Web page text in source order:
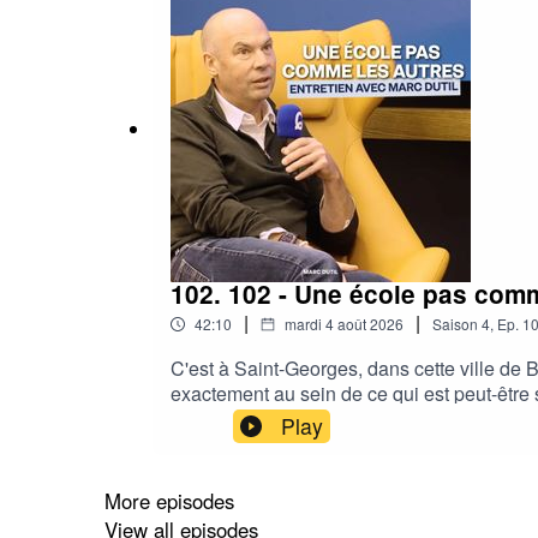
102. 102 - Une école pas
42:10 | mardi 4 août 2026 | Saison 4, Ep.
C'est à Saint-Georges, dans cette ville de
exactement au sein de ce qui est peut-
dire que c'est ici, loin de métropole
marche !Chaque année de nouveaux
part.Cet épisode est donc forcément à
et bottes à cape" dans lequel, en plumes
Play
More episodes
View all episodes